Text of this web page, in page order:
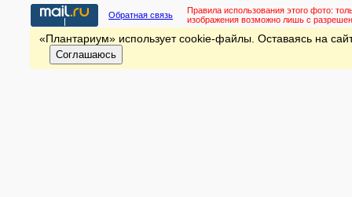
Обратная связь Правила использования этого фото:
изображения возможно лишь с
«Плантариум» использует cookie-файлы. Оставаясь на
Соглашаюсь